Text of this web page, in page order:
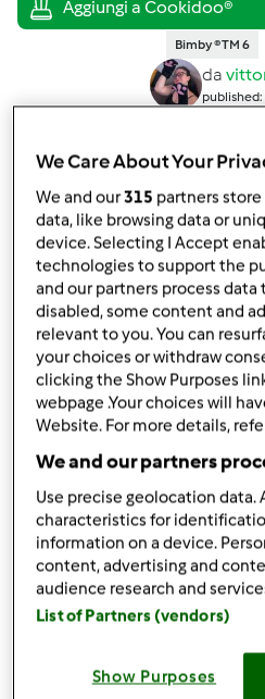
Bimby ® TM 6
da
condividi
Crea
Polpette stile IKEA
grammo
macinato
salsicce di maiale
1cipolla,piccola
1spicchiaglio
1uovo
50grammopangrattato
100grammolatte
noce moscata,
olio per rosolare
We Care About Your
We and our315 partners store
data, like browsing data or
device. Selecting I Accept
technologies to support the
and our partners process data
disabled, some content and
relevant to you. You can
your choices or withdraw
clicking the Show Purposes
webpage .Your choices will
Website. For more details,
We and our partners
Use precise geolocation data.
characteristics for
information on a device.
content, advertising and
audience research and
List of Partners (vendors)
Show Purposes